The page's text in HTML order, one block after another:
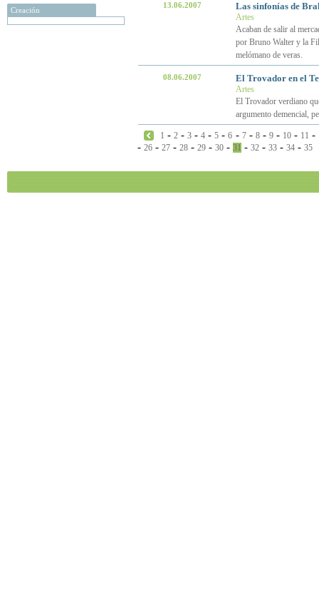
Creación
13.06.2007 Las sinfonías de
Artes
Acaban de salir al
por Bruno Walter y la
melómano de veras.
08.06.2007 El Trovador en el
Artes
El Trovador verdiano
argumento demencial,
1 -2 -3 -4 -5 -6 - 7- 8- 9- 10- 11 -
- 26 - 27 - 28 - 29 - 30 - 31 - 32 - 33 - 34 - 35